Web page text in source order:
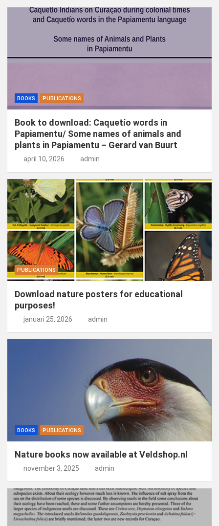
BOOKS PUBLICATIONS
Book to download: Caquetío words in
Papiamentu/ Some names of animals and
plants in Papiamentu – Gerard van Buurt
april 10, 2026 admin
PUBLICATIONS
Download nature posters for educational
purposes!
januari 25, 2026 admin
BOOKS PUBLICATIONS
Nature books now available at Veldshop.nl
november 3, 2025 admin